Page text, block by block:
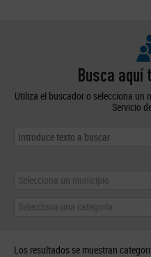
Busca
Utiliza el buscador o selecciona un
Servicio
Selecciona un municipio
Selecciona una categoría
Los resultados se muestran